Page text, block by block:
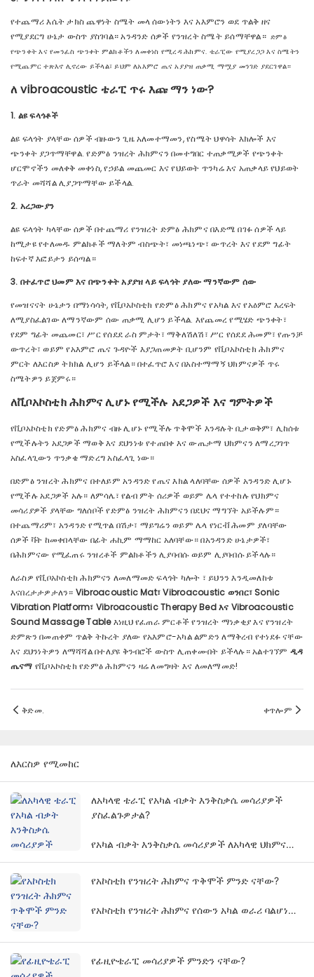
የተጨማሪ እሴት ታክስ ጨዋነት ስሜት መላ ሰውነትን እና አእምሮን ወደ ጥልቅ ዘና
የሚያደርግ ሁኔታ ውስጥ ያስገባል። አንዳንድ ሰዎች የንዝረት ስሜት ይሰማቸዋል። ድምፅ
የጭንቀት እና የመንፈስ ጭንቀት ምልክቶችን ለመቀነስ የሚረዳ ሕክምና. ቴራፒው የሚያረጋጋ እና ስሜትን
የሚጨምር ተጽእኖ ሊኖረው ይችላል፣ ይህም ለአእምሮ ጤና አያያዝ ጠቃሚ ማሟያ መንገድ ያደርገዋል።
ለ vibroacoustic ቴራፒ ጥሩ እጩ ማን ነው?
1. ልዩ ፍላጎቶች
ልዩ ፍላጎት ያላቸው ሰዎች ብዙውን ጊዜ አለመተማመን, የስሜት ህዋሳት እክሎች እና
ጭንቀት ያጋጥማቸዋል. የድምፅ ንዝረት ሕክምናን በመተግበር ተጠቃሚዎች የጭንቀት
ሆርሞኖችን መለቀቅ መቀነስ, የኃይል መጨመር እና የህይወት ጥንካሬ እና አጠቃላይ የህይወት
ጥራት መሻሻል ሊያጋጥማቸው ይችላል.
2. አረጋውያን
ልዩ ፍላጎት ካላቸው ሰዎች በተጨማሪ የንዝረት ድምፅ ሕክምና በእድሜ በገፉ ሰዎች ላይ
ከሚታዩ የተለመዱ ምልክቶች ማለትም ብስጭት፣ መነጫነጭ፣ ውጥረት እና የደም ግፊት
ከፍተኛ እፎይታን ይሰጣል።
3. በተፈጥሮ ህመም እና በጭንቀት አያያዝ ላይ ፍላጎት ያለው ማንኛውም ሰው
የመዝናናት ሁኔታን በማነሳሳት, የቪቦአኮስቲክ የድምፅ ሕክምና የአካል እና የአዕምሮ እረፍት
ለሚያስፈልገው ለማንኛውም ሰው ጠቃሚ ሊሆን ይችላል. እየጨመረ የሚሄድ ጭንቀት፣
የደም ግፊት መጨመር፣ ሥር የሰደደ ራስ ምታት፣ ማቅለሽለሽ፣ ሥር የሰደደ ሕመም፣ የጡንቻ
ውጥረት፣ ወይም የአእምሮ ጤና ጉዳዮች እያጋጠመዎት ቢሆንም የቪቦአኮስቲክ ሕክምና
ምርት ለእርስዎ ትክክል ሊሆን ይችላል። በተፈጥሮ እና በአስተማማኝ ህክምናዎች ጥሩ
ስሜትዎን ይጀምሩ።
ለቪቦአኮስቲክ ሕክምና ሊሆኑ የሚችሉ አደጋዎች እና ግምትዎች
የቪቦአኮስቲክ የድምፅ ሕክምና ብዙ ሊሆኑ የሚችሉ ጥቅሞች እንዳሉት ቢታወቅም፣ ሊከሰቱ
የሚችሉትን አደጋዎች ማወቅ እና ደህንነቱ የተጠበቀ እና ውጤታማ ህክምናን ለማረጋገጥ
አስፈላጊውን ጥንቃቄ ማድረግ አስፈላጊ ነው።
በድምፅ ንዝረት ሕክምና በተለይም አንዳንድ የጤና እክል ላለባቸው ሰዎች አንዳንድ ሊሆኑ
የሚችሉ አደጋዎች አሉ። ለምሳሌ፣ የልብ ምት ሰሪዎች ወይም ሌላ የተተከሉ የህክምና
መሳሪያዎች ያላቸው ግለሰቦች የድምፅ ንዝረት ሕክምናን በደህና ማግኘት አይችሉም።
በተጨማሪም፣ አንዳንድ የሚጥል በሽታ፣ ማይግሬን ወይም ሌላ የነርቭ ሕመም ያለባቸው
ሰዎች ቫት ከመቀበላቸው በፊት ሐኪም ማማከር አለባቸው። በአንዳንድ ሁኔታዎች፣
በሕክምናው የሚፈጠሩ ንዝረቶች ምልክቶችን ሊያባብሱ ወይም ሊያባብሱ ይችላሉ።
ለራስዎ የቪቦአኮስቲክ ሕክምናን ለመለማመድ ፍላጎት ካሎት ፣ ይህንን እንዲመለከቱ
እናበረታታዎታለን። Vibroacoustic Mat፣ Vibroacoustic ወንበር፣ Sonic
Vibration Platform፣ Vibroacoustic Therapy Bed እና Vibroacoustic
Sound Massage Tableእነዚህ የፈጠራ ምርቶች የንዝረት ማነቃቂያ እና የንዝረት
ድምጽን በመጠቀም ጥልቅ ትኩረት ያለው የአእምሮ-አካል ልምድን ለማቅረብ የተነደፉ ናቸው
እና ደህንነትዎን ለማሻሻል በተለያዩ ቅንብሮች ውስጥ ሊጠቀሙበት ይችላሉ። አልተገኘም ዲዳ
ጤናማ የቪቦአኮስቲክ የድምፅ ሕክምናን ዛሬ ለመግዛት እና ለመለማመድ!
ቅድመ. ቀጥሎም
ለእርስዎ የሚመከር
ለአካላዊ ቴራፒ የአካል ብቃት እንቅስቃሴ መሳሪያዎች
ያስፈልጉዎታል?
የአካል ብቃት እንቅስቃሴ መሳሪያዎች ለአካላዊ ህክምና
ምክንያቶችን እና ልኬቶችን ያካትታል.
የአኮስቲክ የንዝረት ሕክምና ጥቅሞች ምንድ ናቸው?
የአኮስቲክ የንዝረት ሕክምና የሰውን አካል ወራሪ ባልሆነ
amplitudesን ይጠቀማል እና በተለያዩ የመልሶ ማቋቋም
መስኮች በሰፊው ጥቅም ላይ ይውላል።
የፊዚዮቴራፒ መሳሪያዎች ምንድን ናቸው?